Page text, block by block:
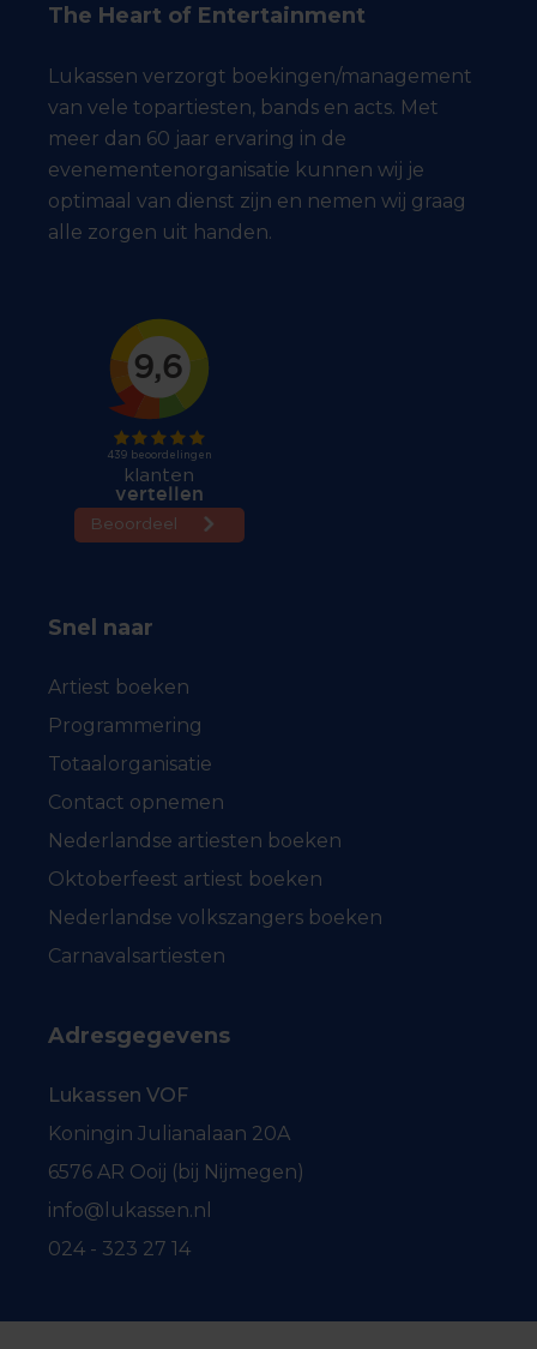
The Heart of Entertainment
Lukassen verzorgt boekingen/management
van vele topartiesten, bands en acts. Met
meer dan 60 jaar ervaring in de
evenementenorganisatie kunnen wij je
optimaal van dienst zijn en nemen wij graag
alle zorgen uit handen.
Snel naar
Artiest boeken
Programmering
Totaalorganisatie
Contact opnemen
Nederlandse artiesten boeken
Oktoberfeest artiest boeken
Nederlandse volkszangers boeken
Carnavalsartiesten
Adresgegevens
Lukassen VOF
Koningin Julianalaan 20A
6576 AR Ooij (bij Nijmegen)
info@lukassen.nl
024 - 323 27 14